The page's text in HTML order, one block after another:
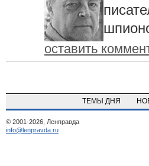
оставить
ТЕМЫ ДНЯ
© 2001-2026, Ленправда
info@lenpravda.ru